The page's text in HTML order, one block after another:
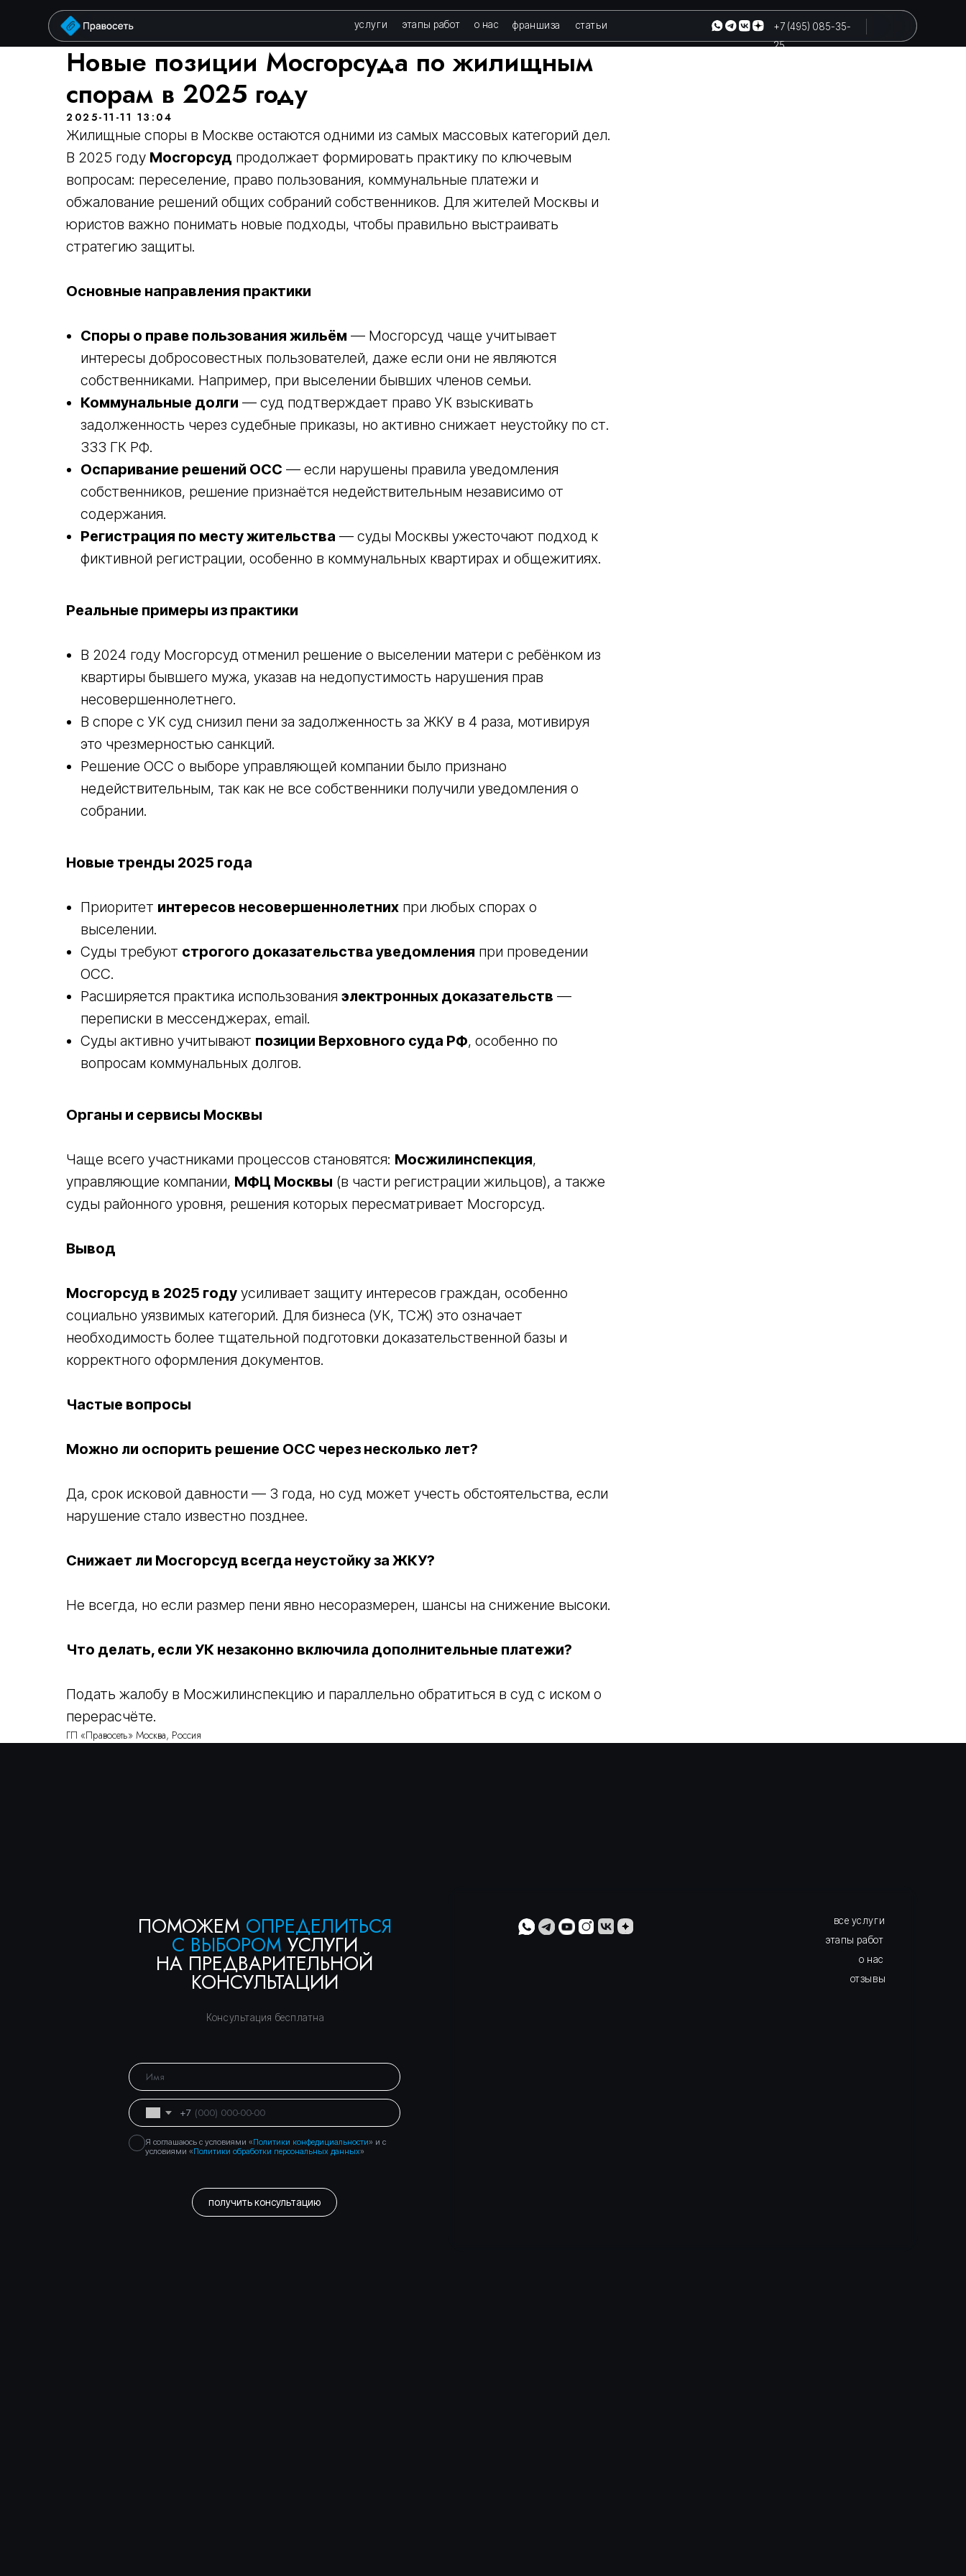
+7 (495) 085-35-
25
этапы работ о нас статьи
франшиза
Новые позиции Мосгорсуда по жилищным
спорам в 2025 году
2025-11-11 13:04
Жилищные споры в Москве остаются одними из самых массовых категорий дел.
В 2025 году Мосгорсуд продолжает формировать практику по ключевым
вопросам: переселение, право пользования, коммунальные платежи и
обжалование решений общих собраний собственников. Для жителей Москвы и
юристов важно понимать новые подходы, чтобы правильно выстраивать
стратегию защиты.
Основные направления практики
Споры о праве пользования жильём — Мосгорсуд чаще учитывает
интересы добросовестных пользователей, даже если они не являются
собственниками. Например, при выселении бывших членов семьи.
Коммунальные долги — суд подтверждает право УК взыскивать
задолженность через судебные приказы, но активно снижает неустойку по ст.
333 ГК РФ.
Оспаривание решений ОСС — если нарушены правила уведомления
собственников, решение признаётся недействительным независимо от
содержания.
Регистрация по месту жительства — суды Москвы ужесточают подход к
фиктивной регистрации, особенно в коммунальных квартирах и общежитиях.
Реальные примеры из практики
В 2024 году Мосгорсуд отменил решение о выселении матери с ребёнком из
квартиры бывшего мужа, указав на недопустимость нарушения прав
несовершеннолетнего.
В споре с УК суд снизил пени за задолженность за ЖКУ в 4 раза, мотивируя
это чрезмерностью санкций.
Решение ОСС о выборе управляющей компании было признано
недействительным, так как не все собственники получили уведомления о
собрании.
Новые тренды 2025 года
Приоритет интересов несовершеннолетних при любых спорах о
выселении.
Суды требуют строгого доказательства уведомления при проведении
ОСС.
Расширяется практика использования электронных доказательств —
переписки в мессенджерах, email.
Суды активно учитывают позиции Верховного суда РФ, особенно по
вопросам коммунальных долгов.
Органы и сервисы Москвы
Чаще всего участниками процессов становятся: Мосжилинспекция,
управляющие компании, МФЦ Москвы (в части регистрации жильцов), а также
суды районного уровня, решения которых пересматривает Мосгорсуд.
Вывод
Мосгорсуд в 2025 году усиливает защиту интересов граждан, особенно
социально уязвимых категорий. Для бизнеса (УК, ТСЖ) это означает
необходимость более тщательной подготовки доказательственной базы и
корректного оформления документов.
Частые вопросы
Можно ли оспорить решение ОСС через несколько лет?
Да, срок исковой давности — 3 года, но суд может учесть обстоятельства, если
нарушение стало известно позднее.
Снижает ли Мосгорсуд всегда неустойку за ЖКУ?
Не всегда, но если размер пени явно несоразмерен, шансы на снижение высоки.
Что делать, если УК незаконно включила дополнительные платежи?
Подать жалобу в Мосжилинспекцию и параллельно обратиться в суд с иском о
перерасчёте.
ГП «Правосеть» Москва, Россия
ПОМОЖЕМ
С ВЫБОРОМУСЛУГИ
условиями « Политики обработки персональных данных »
получить консультацию